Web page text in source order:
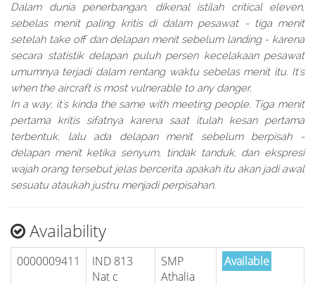
Dalam dunia penerbangan, dikenal istilah critical eleven,
sebelas menit paling kritis di dalam pesawat - tiga menit
setelah take off dan delapan menit sebelum landing - karena
secara statistik delapan puluh persen kecelakaan pesawat
umumnya terjadi dalam rentang waktu sebelas menit itu. It's
when the aircraft is most vulnerable to any danger.
In a way, it's kinda the same with meeting people. Tiga menit
pertama kritis sifatnya karena saat itulah kesan pertama
terbentuk, lalu ada delapan menit sebelum berpisah -
delapan menit ketika senyum, tindak tanduk, dan ekspresi
wajah orang tersebut jelas bercerita apakah itu akan jadi awal
sesuatu ataukah justru menjadi perpisahan.
Availability
0000009411
IND 813
Nat c
SMP
Athalia
Available